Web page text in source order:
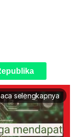
selengkapnya